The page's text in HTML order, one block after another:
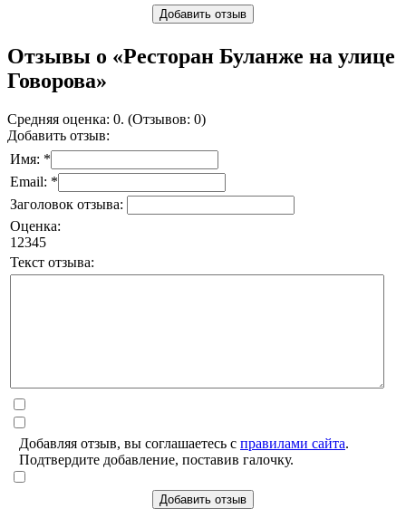
Добавить отзыв
Отзывы о «Ресторан Буланже на улице
Говорова»
Средняя оценка: 0. (Отзывов: 0)
Добавить отзыв:
Имя: *
Email: *
Заголовок отзыва:
Оценка:
1 2345
Текст отзыва:
Добавляя отзыв, вы соглашаетесь с правилами сайта.
Подтвердите добавление, поставив галочку.
Добавить отзыв